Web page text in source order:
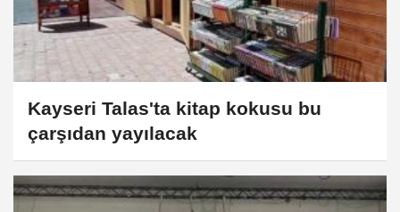
Kayseri Talas'ta kitap kokusu bu
çarşıdan yayılacak